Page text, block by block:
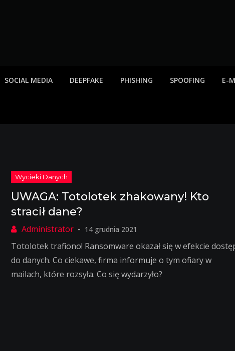
SOCIAL MEDIA DEEPFAKE PHISHING SPOOFING E-
UWAGA: Totolotek zhakowany! Kto
stracił dane?
14 grudnia 2021
Totolotek trafiono! Ransomware okazał się w efekcie
do danych. Co ciekawe, firma informuje o tym ofiary w
mailach, które rozsyła. Co się wydarzyło?